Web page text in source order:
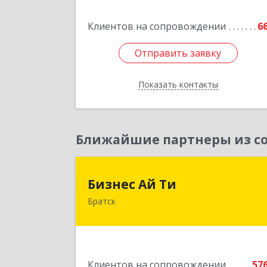
Клиентов на сопровождении
Отправить заявку
Показать контакты
Отправить заявку
Назад
Ближайшие партнеры из
Бизнес Ай Ти
Братск